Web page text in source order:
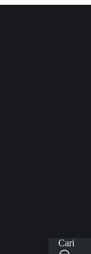
Cari